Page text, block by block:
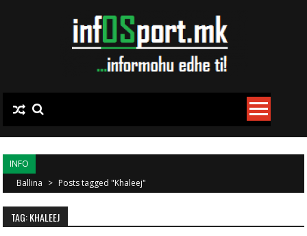
INFO
Ballina > Posts tagged "Khaleej"
TAG: KHALEEJ